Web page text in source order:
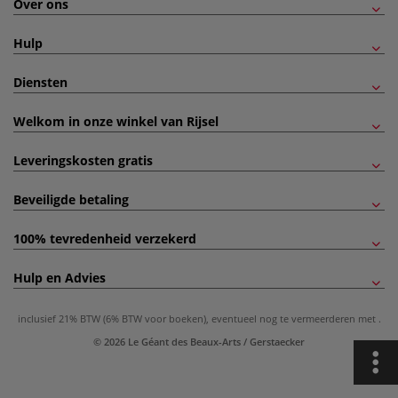
Over ons
Hulp
Diensten
Welkom in onze winkel van Rijsel
Leveringskosten gratis
Beveiligde betaling
100% tevredenheid verzekerd
Hulp en Advies
inclusief 21% BTW (6% BTW voor boeken), eventueel nog te vermeerderen met .
© 2026 Le Géant des Beaux-Arts / Gerstaecker